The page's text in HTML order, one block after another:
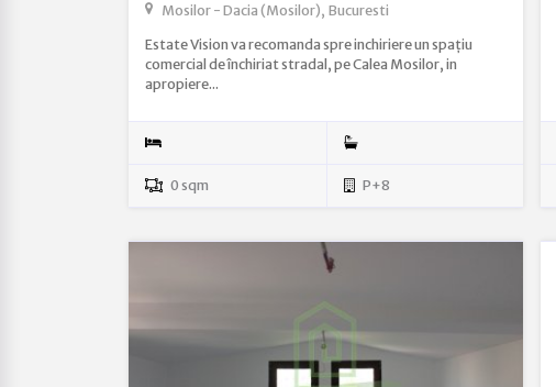
Mosilor - Dacia (Mosilor), Bucuresti
Estate Vision va recomanda spre inchiriere un spațiu
comercial de închiriat stradal, pe Calea Mosilor, in
apropiere...
0 sqm P+8